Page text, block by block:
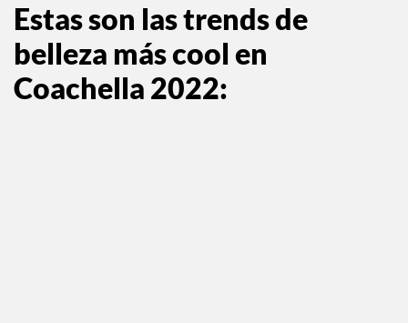
Estas son las trends de
belleza más cool en
Coachella 2022: